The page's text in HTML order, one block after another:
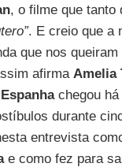
, o filme que tanto
. E creio que a
que nos
afirma Amelia
Espanhachegou há
durante
entrevista
e como fez para